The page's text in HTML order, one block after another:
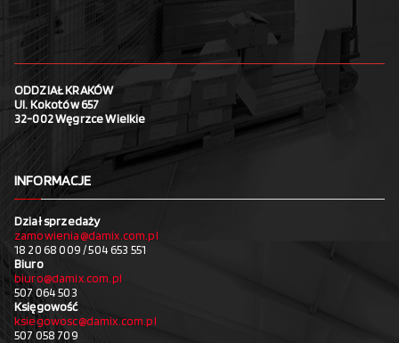
ODDZIAŁ KRAKÓW
Ul. Kokotów 657
32-002 Węgrzce Wielkie
INFORMACJE
Dział sprzedaży
zamowienia@damix.com.pl
18 20 68 009 / 504 653 551
Biuro
biuro@damix.com.pl
507 064 503
Księgowość
ksiegowosc@damix.com.pl
507 058 709